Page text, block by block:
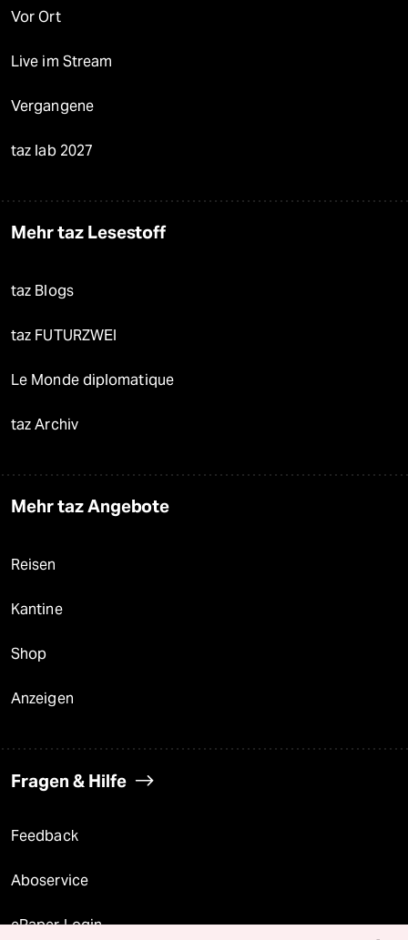
Vor Ort
Live im Stream
Vergangene
taz lab 2027
Mehr taz Lesestoff
taz Blogs
taz FUTURZWEI
Le Monde diplomatique
taz Archiv
Mehr taz Angebote
Reisen
Kantine
Shop
Anzeigen
Fragen & Hilfe
Feedback
Aboservice
ePaper Login